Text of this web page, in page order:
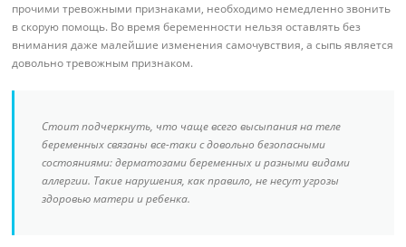
прочими тревожными признаками, необходимо немедленно звонить
в скорую помощь. Во время беременности нельзя оставлять без
внимания даже малейшие изменения самочувствия, а сыпь является
довольно тревожным признаком.
Стоит подчеркнуть, что чаще всего высыпания на теле
беременных связаны все-таки с довольно безопасными
состояниями: дерматозами беременных и разными видами
аллергии. Такие нарушения, как правило, не несут угрозы
здоровью матери и ребенка.